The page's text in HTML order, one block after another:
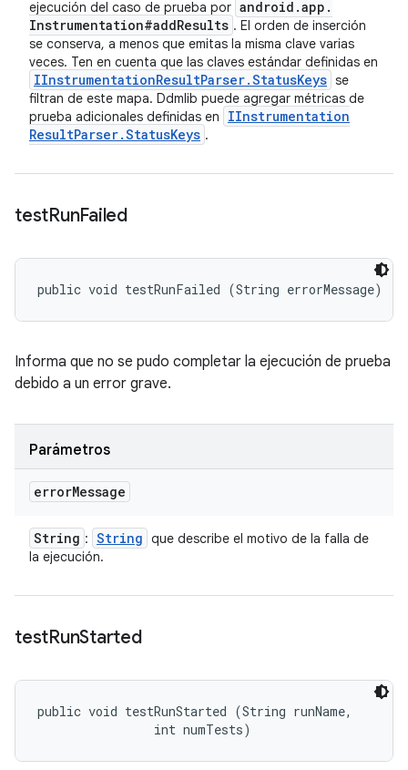
ejecución del caso de prueba por android .app .
Instrumentation#addResults . El orden de inserción
se conserva, a menos que emitas la misma clave varias
veces. Ten en cuenta que las claves estándar definidas en
IInstrumentationResultParser.StatusKeys se
filtran de este mapa. Ddmlib puede agregar métricas de
prueba adicionales definidas en
IInstrumentation
ResultParser.StatusKeys .
testRunFailed
public void testRunFailed (String errorMessage)
Informa que no se pudo completar la ejecución de prueba
debido a un error grave.
Parámetros
errorMessage
String : String que describe el motivo de la falla de
la ejecución.
testRunStarted
public void testRunStarted (String runName,
                int numTests)